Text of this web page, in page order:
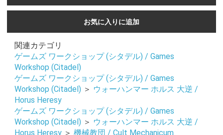
お気に入りに追加
関連カテゴリ
ゲームズ ワークショップ (シタデル) / Games
Workshop (Citadel)
ゲームズ ワークショップ (シタデル) / Games
Workshop (Citadel) ＞ ウォーハンマー ホルス 大逆 /
Horus Heresy
ゲームズ ワークショップ (シタデル) / Games
Workshop (Citadel) ＞ ウォーハンマー ホルス 大逆 /
Horus Heresy ＞ 機械教団 / Cult Mechanicum